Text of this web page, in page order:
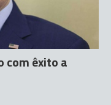
com êxito a